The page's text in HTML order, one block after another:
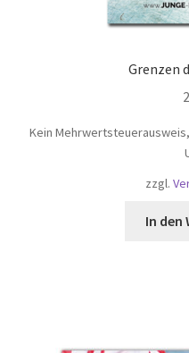
Grenzen
Kein
zzgl.
In den